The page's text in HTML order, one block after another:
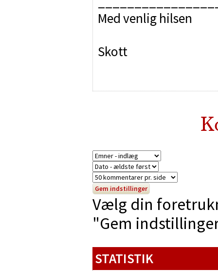
Med venlig hilsen
Skott
Vælg din
"Gem
STATISTIK